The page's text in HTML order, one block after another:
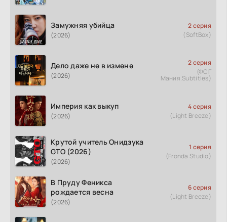
Замужняя убийца
(2026)
2 серия
(SoftBox)
Дело даже не в измене
(2026)
2 серия
(ФСГ
Мания.Subtitles)
Империя как выкуп
(2026)
4 серия
(Light Breeze)
Крутой учитель Онидзука
GTO (2026)
(2026)
1 серия
(Fronda Studio)
В Пруду Феникса
рождается весна
(2026)
6 серия
(Light Breeze)